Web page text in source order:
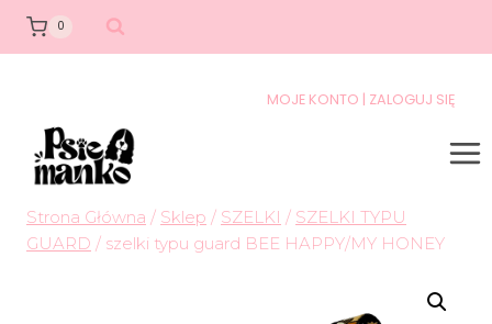
0
MOJE KONTO | ZALOGUJ SIĘ
Strona Główna / Sklep / SZELKI / SZELKI TYPU
GUARD / szelki typu guard BEE HAPPY/MY HONEY